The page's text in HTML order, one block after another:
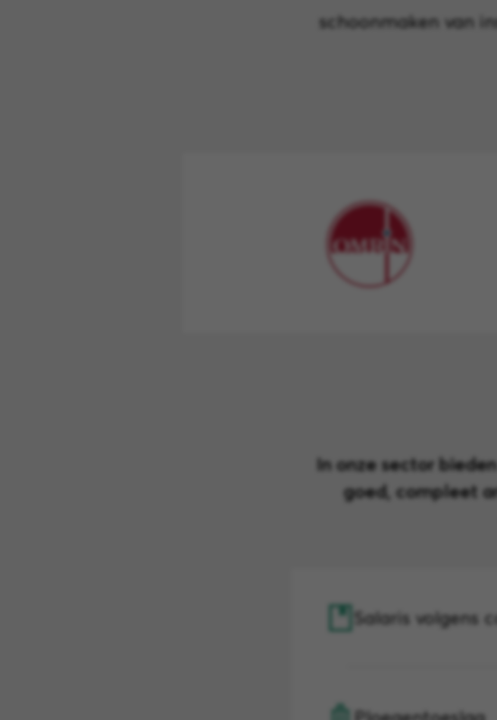
schoonmaken van
In onze sector
goed, compleet
Salaris volgens